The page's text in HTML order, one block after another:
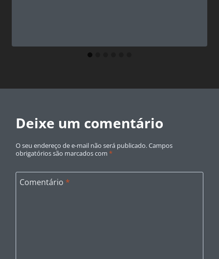
Deixe um comentário
O seu endereço de e-mail não será publicado.Campos
obrigatórios são marcados com *
Comentário *